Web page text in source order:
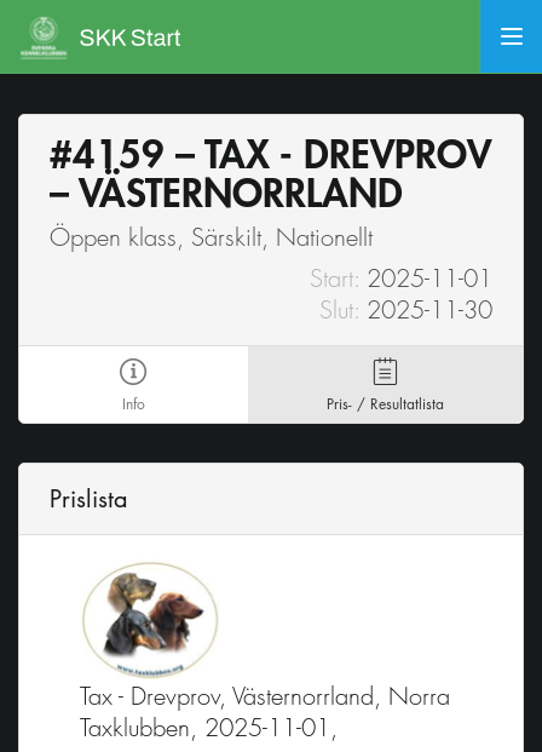
#4159 – TAX - DREVPROV
– VÄSTERNORRLAND
Öppen klass, Särskilt, Nationellt
Start: 2025-11-01
Slut: 2025-11-30
Info Pris- / Resultatlista
Prislista
Tax - Drevprov, Västernorrland, Norra
Taxklubben, 2025-11-01,